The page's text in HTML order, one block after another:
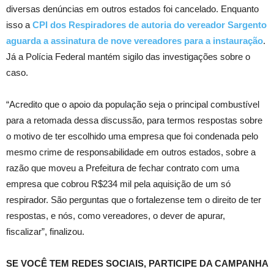
diversas denúncias em outros estados foi cancelado. Enquanto
isso a CPI dos Respiradores de autoria do vereador Sargento
aguarda a assinatura de nove vereadores para a instauração.
Já a Polícia Federal mantém sigilo das investigações sobre o
caso.
“Acredito que o apoio da população seja o principal combustível
para a retomada dessa discussão, para termos respostas sobre
o motivo de ter escolhido uma empresa que foi condenada pelo
mesmo crime de responsabilidade em outros estados, sobre a
razão que moveu a Prefeitura de fechar contrato com uma
empresa que cobrou R$234 mil pela aquisição de um só
respirador. São perguntas que o fortalezense tem o direito de ter
respostas, e nós, como vereadores, o dever de apurar,
fiscalizar”, finalizou.
SE VOCÊ TEM REDES SOCIAIS, PARTICIPE DA CAMPANHA